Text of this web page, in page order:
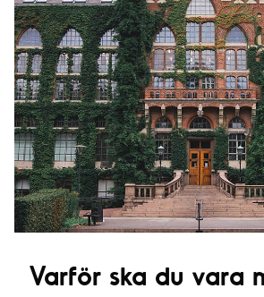
Varför ska du vara